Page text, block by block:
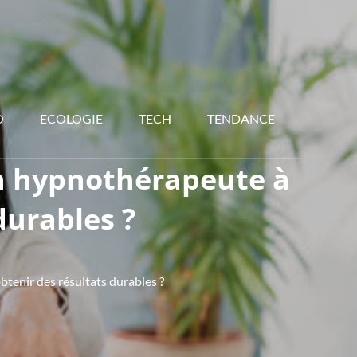
ECOLOGIE TECH TENDANCE
hypnothérapeute à
?
des résultats durables ?